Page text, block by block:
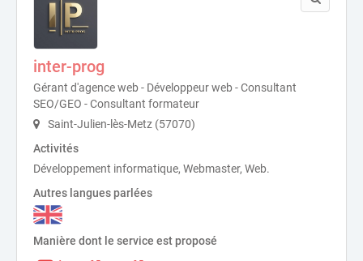
inter-prog
Gérant d'agence web - Développeur web - Consultant
SEO/GEO - Consultant formateur
Saint-Julien-lès-Metz (57070)
Activités
Développement informatique, Webmaster, Web.
Autres langues parlées
Manière dont le service est proposé